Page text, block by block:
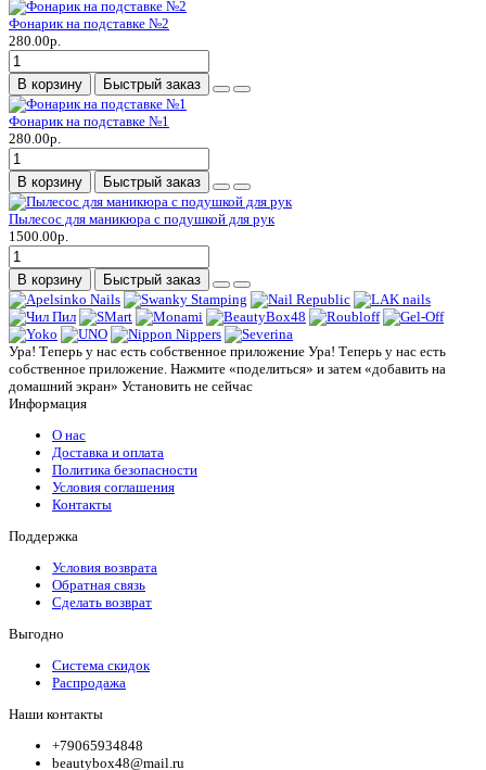
Фонарик на подставке №2
280.00р.
В корзину Быстрый заказ
Фонарик на подставке №1
280.00р.
В корзину Быстрый заказ
Пылесос для маникюра с подушкой для рук
1500.00р.
В корзину Быстрый заказ
Ура! Теперь у нас есть собственное приложение Ура! Теперь у нас есть
собственное приложение. Нажмите «поделиться» и затем «добавить на
домашний экран» Установить не сейчас
Информация
О нас
Доставка и оплата
Политика безопасности
Условия соглашения
Контакты
Поддержка
Условия возврата
Обратная связь
Сделать возврат
Выгодно
Система скидок
Распродажа
Наши контакты
+79065934848
beautybox48@mail.ru